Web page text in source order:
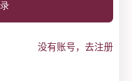
没有账号，去注册